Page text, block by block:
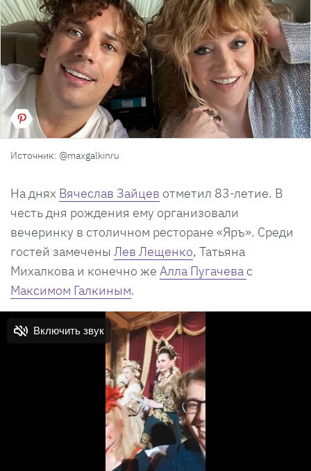
Источник: @maxgalkinru
На днях Вячеслав Зайцев отметил 83-летие. В
честь дня рождения ему организовали
вечеринку в столичном ресторане «Яръ». Среди
гостей замечены Лев Лещенко, Татьяна
Михалкова и конечно же Алла Пугачева с
Максимом Галкиным.